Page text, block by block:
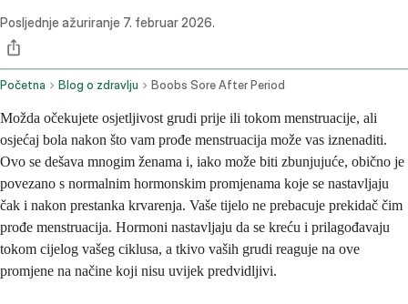
Posljednje ažuriranje 7. februar 2026.
Početna Blog o zdravlju Boobs Sore After Period
Možda očekujete osjetljivost grudi prije ili tokom menstruacije, ali
osjećaj bola nakon što vam prođe menstruacija može vas iznenaditi.
Ovo se dešava mnogim ženama i, iako može biti zbunjujuće, obično je
povezano s normalnim hormonskim promjenama koje se nastavljaju
čak i nakon prestanka krvarenja. Vaše tijelo ne prebacuje prekidač čim
prođe menstruacija. Hormoni nastavljaju da se kreću i prilagođavaju
tokom cijelog vašeg ciklusa, a tkivo vaših grudi reaguje na ove
promjene na načine koji nisu uvijek predvidljivi.